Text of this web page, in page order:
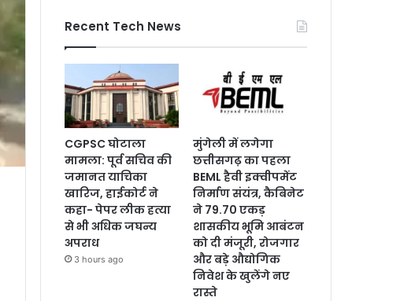
Recent Tech News
CGPSC घोटाला
मामला: पूर्व सचिव की
जमानत याचिका
खारिज, हाईकोर्ट ने
कहा- पेपर लीक हत्या
से भी अधिक जघन्य
अपराध
3 hours ago
मुंगेली में लगेगा
छत्तीसगढ़ का पहला
BEML हैवी इक्वीपमेंट
निर्माण संयंत्र, कैबिनेट
ने 79.70 एकड़
शासकीय भूमि आबंटन
को दी मंजूरी, रोजगार
और बड़े औद्योगिक
निवेश के खुलेंगे नए
रास्ते